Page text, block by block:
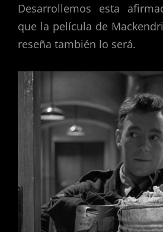
Desarrollemos esta
que la película de
reseña también lo será.